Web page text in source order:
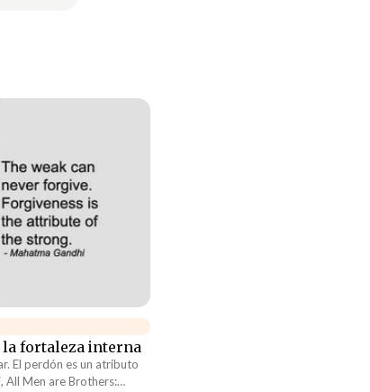
fortaleza interna
El perdón es un atributo
All Men are Brothers: